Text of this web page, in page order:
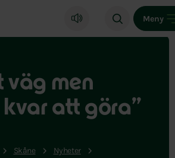
startsida
Meny
väg men
att göra”
Skåne
Nyheter